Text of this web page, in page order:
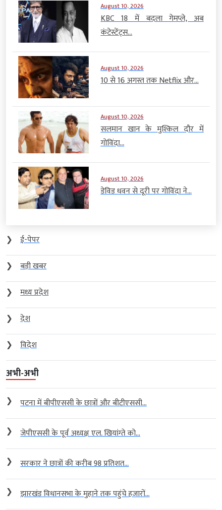
August 10, 2026
KBC 18 में बदला गेमप्ले, अब
कंटेस्टेंट्स...
August 10, 2026
10 से 16 अगस्त तक Netflix और...
August 10, 2026
सलमान खान के मुश्किल दौर में
गोविंदा...
August 10, 2026
डेविड धवन से दूरी पर गोविंदा ने...
❯
ई-पेपर
❯
बड़ी खबर
❯
मध्य प्रदेश
❯
देश
❯
विदेश
अभी-अभी
❯ पटना में बीपीएससी के छात्रों और बीटीएससी...
❯ जेपीएससी के पूर्व अध्यक्ष एल. खियांग्ते को...
❯ सरकार ने छात्रों की करीब 98 प्रतिशत...
❯ झारखंड विधानसभा के मुहाने तक पहुंचे हजारों...